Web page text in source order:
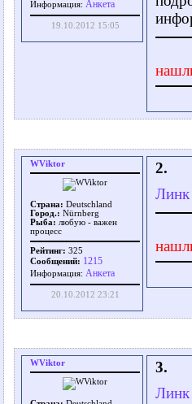
Информация: Aнкета
19.10.2012 15:05
WViktor
Страна: Deutschland
Город.: Nürnberg
Рыба: любую - важен
процесс
Рейтинг: 325
Сообщений: 1215
Информация: Aнкета
20.10.2012 23:21
2.
Линк
WViktor
3.
Линк